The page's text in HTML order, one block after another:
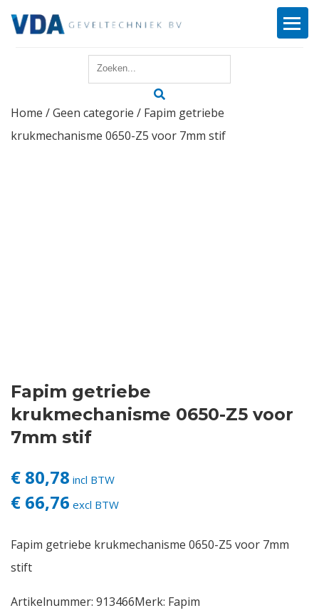
Reparatie
Login
Vacatures
Home /Geen categorie / Fapim getriebe
krukmechanisme 0650-Z5 voor 7mm stif
Fapim getriebe
krukmechanisme 0650-Z5 voor
7mm stif
€ 80,78 incl BTW
€ 66,76 excl BTW
Fapim getriebe krukmechanisme 0650-Z5 voor 7mm
stift
Artikelnummer: 913466Merk: Fapim